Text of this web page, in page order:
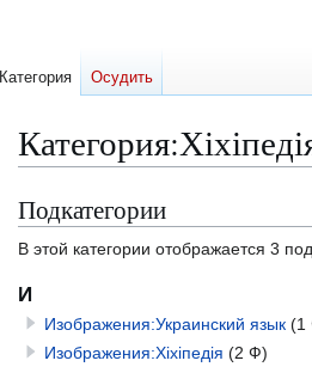
Категория:
Перейти
к
навигации
Перейти
к
поиску
Подкатегории
В этой категории отображается 3
И
Изображения:Украинский язык (1
Изображения:Хіхіпедія (2 Ф)
Категория Осудить